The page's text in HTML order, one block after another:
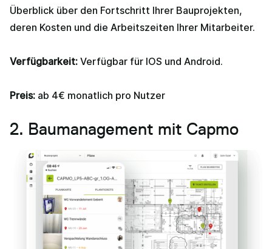
Überblick über den Fortschritt Ihrer Bauprojekten,
deren Kosten und die Arbeitszeiten Ihrer Mitarbeiter.
Verfügbarkeit: Verfügbar für IOS und Android.
Preis: ab 4€ monatlich pro Nutzer
2. Baumanagement mit Capmo